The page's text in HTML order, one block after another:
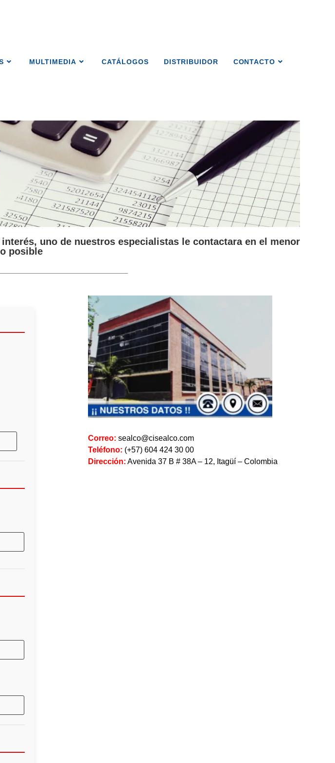
MULTIMEDIA CATÁLOGOS DISTRIBUIDOR CONTACTO
uno de nuestros especialistas le contactara en el menor
posible
Correo: sealco@cisealco.com
Teléfono: (+57) 604 424 30 00
Dirección: Avenida 37 B # 38A – 12, Itagüí – Colombia